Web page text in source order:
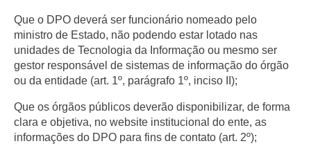
Que o DPO deverá ser funcionário nomeado pelo
ministro de Estado, não podendo estar lotado nas
unidades de Tecnologia da Informação ou mesmo ser
gestor responsável de sistemas de informação do órgão
ou da entidade (art. 1º, parágrafo 1º, inciso II);
Que os órgãos públicos deverão disponibilizar, de forma
clara e objetiva, no website institucional do ente, as
informações do DPO para fins de contato (art. 2º);